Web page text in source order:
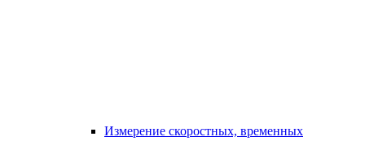
Измерение скоростных, временных